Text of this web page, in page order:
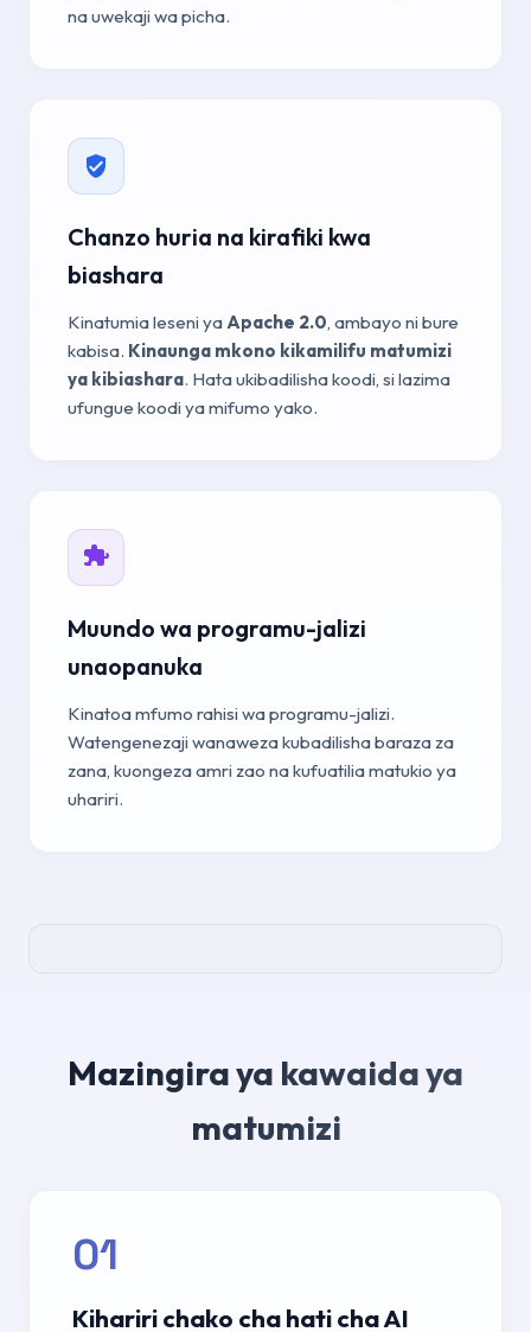
na uwekaji wa picha.
Chanzo huria na kirafiki kwa
biashara
Kinatumia leseni yaApache 2.0, ambayo ni bure
kabisa. Kinaunga mkono kikamilifu matumizi
ya kibiashara. Hata ukibadilisha koodi, si lazima
ufungue koodi ya mifumo yako.
Muundo wa programu-jalizi
unaopanuka
Kinatoa mfumo rahisi wa programu-jalizi.
Watengenezaji wanaweza kubadilisha baraza za
zana, kuongeza amri zao na kufuatilia matukio ya
uhariri.
Mazingira ya kawaida ya
matumizi
01
Kihariri chako cha hati cha AI